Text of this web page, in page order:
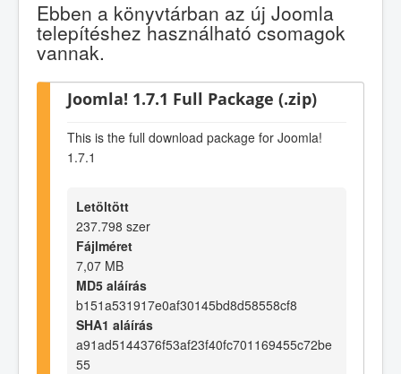
Ebben a könyvtárban az új Joomla
telepítéshez használható csomagok
vannak.
Joomla! 1.7.1 Full Package (.zip)
This is the full download package for Joomla!
1.7.1
Letöltött
237.798 szer
Fájlméret
7,07 MB
MD5 aláírás
b151a531917e0af30145bd8d58558cf8
SHA1 aláírás
a91ad5144376f53af23f40fc701169455c72be
55